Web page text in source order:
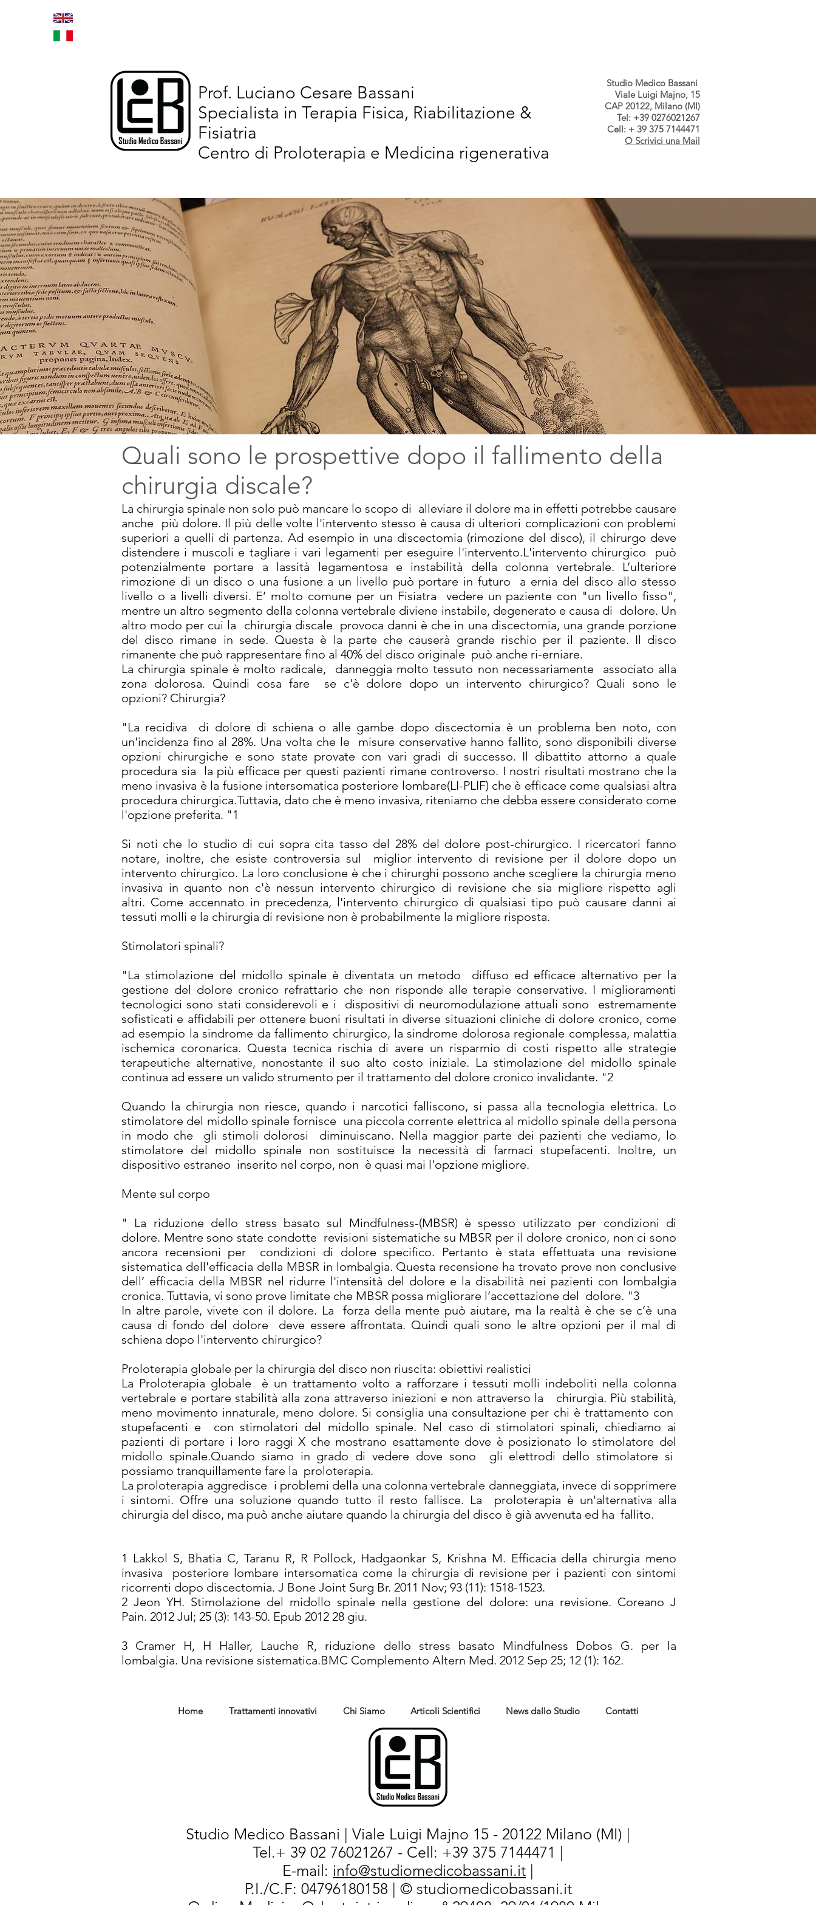
Prof. Luciano Cesare Bassani
Specialista in Terapia Fisica, Riabilitazione &
Fisiatria
Centro di Proloterapia e Medicina rigenerativa
Studio Medico Bassani
Viale Luigi Majno, 15
CAP 20122, Milano (MI)
Tel: +39 0276021267
Cell: + 39 375 7144471
O Scrivici una Mail
La chirurgia spinale non solo può mancare lo scopo di alleviare il dolore ma in effetti potrebbe causare
anche più dolore. Il più delle volte l'intervento stesso è causa di ulteriori complicazioni con problemi
superiori a quelli di partenza. Ad esempio in una discectomia (rimozione del disco), il chirurgo deve
distendere i muscoli e tagliare i vari legamenti per eseguire l'intervento.L'intervento chirurgico può
potenzialmente portare a lassità legamentosa e instabilità della colonna vertebrale. L’ulteriore
rimozione di un disco o una fusione a un livello può portare in futuro a ernia del disco allo stesso
livello o a livelli diversi. E’ molto comune per un Fisiatra vedere un paziente con "un livello fisso",
mentre un altro segmento della colonna vertebrale diviene instabile, degenerato e causa di dolore. Un
altro modo per cui la chirurgia discale provoca danni è che in una discectomia, una grande porzione
del disco rimane in sede. Questa è la parte che causerà grande rischio per il paziente. Il disco
rimanente che può rappresentare fino al 40% del disco originale può anche ri-erniare.
La chirurgia spinale è molto radicale, danneggia molto tessuto non necessariamente associato alla
zona dolorosa. Quindi cosa fare se ​​c'è dolore dopo un intervento chirurgico? Quali sono le
opzioni? Chirurgia?
"La recidiva di dolore di schiena o alle gambe dopo discectomia è un problema ben noto, con
un'incidenza fino al 28%. Una volta che le misure conservative hanno fallito, sono disponibili diverse
opzioni chirurgiche e sono state provate con vari gradi di successo. Il dibattito attorno a quale
procedura sia la più efficace per questi pazienti rimane controverso. I nostri risultati mostrano che la
meno invasiva è la fusione intersomatica posteriore lombare(LI-PLIF) che è efficace come qualsiasi altra
procedura chirurgica.Tuttavia, dato che è meno invasiva, riteniamo che debba essere considerato come
l'opzione preferita. "1
Si noti che lo studio di cui sopra cita tasso del 28% del dolore post-chirurgico. I ricercatori fanno
notare, inoltre, che esiste controversia sul miglior intervento di revisione per il dolore dopo un
intervento chirurgico. La loro conclusione è che i chirurghi possono anche scegliere la chirurgia meno
invasiva in quanto non c'è nessun intervento chirurgico di revisione che sia migliore rispetto agli
altri. Come accennato in precedenza, l'intervento chirurgico di qualsiasi tipo può causare danni ai
tessuti molli e la chirurgia di revisione non è probabilmente la migliore risposta.
Stimolatori spinali?
"La stimolazione del midollo spinale è diventata un metodo diffuso ed efficace alternativo per la
gestione del dolore cronico refrattario che non risponde alle terapie conservative. I miglioramenti
tecnologici sono stati considerevoli e i dispositivi di neuromodulazione attuali sono estremamente
sofisticati e affidabili per ottenere buoni risultati in diverse situazioni cliniche di dolore cronico, come
ad esempio la sindrome da fallimento chirurgico, la sindrome dolorosa regionale complessa, malattia
ischemica coronarica. Questa tecnica rischia di avere un risparmio di costi rispetto alle strategie
terapeutiche alternative, nonostante il suo alto costo iniziale. La stimolazione del midollo spinale
continua ad essere un valido strumento per il trattamento del dolore cronico invalidante. "2
Quando la chirurgia non riesce, quando i narcotici falliscono, si passa alla tecnologia elettrica. Lo
stimolatore del midollo spinale fornisce una piccola corrente elettrica al midollo spinale della persona
in modo che gli stimoli dolorosi diminuiscano. Nella maggior parte dei pazienti che vediamo, lo
stimolatore del midollo spinale non sostituisce la necessità di farmaci stupefacenti. Inoltre, un
dispositivo estraneo inserito nel corpo, non è quasi mai l'opzione migliore.
Mente sul corpo
" La riduzione dello stress basato sul Mindfulness-(MBSR) è spesso utilizzato per condizioni di
dolore. Mentre sono state condotte revisioni sistematiche su MBSR per il dolore cronico, non ci sono
ancora recensioni per condizioni di dolore specifico. Pertanto è stata effettuata una revisione
sistematica dell'efficacia della MBSR in lombalgia. Questa recensione ha trovato prove non conclusive
dell’ efficacia della MBSR nel ridurre l'intensità del dolore e la disabilità nei pazienti con lombalgia
cronica. Tuttavia, vi sono prove limitate che MBSR possa migliorare l’accettazione del dolore. "3
In altre parole, vivete con il dolore. La forza della mente può aiutare, ma la realtà è che se c’è una
causa di fondo del dolore deve essere affrontata. Quindi quali sono le altre opzioni per il mal di
schiena dopo l'intervento chirurgico?
Proloterapia globale per la chirurgia del disco non riuscita: obiettivi realistici
La Proloterapia globale è un trattamento volto a rafforzare i tessuti molli indeboliti nella colonna
vertebrale e portare stabilità alla zona attraverso iniezioni e non attraverso la chirurgia. Più stabilità,
meno movimento innaturale, meno dolore. Si consiglia una consultazione per chi è trattamento con
stupefacenti e con stimolatori del midollo spinale. Nel caso di stimolatori spinali, chiediamo ai
pazienti di portare i loro raggi X che mostrano esattamente dove è posizionato lo stimolatore del
midollo spinale.Quando siamo in grado di vedere dove sono gli elettrodi dello stimolatore si
possiamo tranquillamente fare la proloterapia.
La proloterapia aggredisce i problemi della una colonna vertebrale danneggiata, invece di sopprimere
i sintomi. Offre una soluzione quando tutto il resto fallisce. La proloterapia è un'alternativa alla
chirurgia del disco, ma può anche aiutare quando la chirurgia del disco è già avvenuta ed ha fallito.
1 Lakkol S, Bhatia C, Taranu R, R Pollock, Hadgaonkar S, Krishna M. Efficacia della chirurgia meno
invasiva posteriore lombare intersomatica come la chirurgia di revisione per i pazienti con sintomi
ricorrenti dopo discectomia. J Bone Joint Surg Br. 2011 Nov; 93 (11): 1518-1523.
2 Jeon YH. Stimolazione del midollo spinale nella gestione del dolore: una revisione. Coreano J
Pain. 2012 Jul; 25 (3): 143-50. Epub 2012 28 giu.
3 Cramer H, H Haller, Lauche R, riduzione dello stress basato Mindfulness Dobos G. per la
lombalgia. Una revisione sistematica.BMC Complemento Altern Med. 2012 Sep 25; 12 (1): 162.
Quali sono le prospettive dopo il fallimento della
chirurgia discale?
Home Trattamenti innovativi Chi Siamo Articoli Scientifici News dallo Studio Contatti
Studio Medico Bassani | Viale Luigi Majno 15 - 20122 Milano (MI) |
Tel.+ 39 02 76021267 - Cell: +39 375 7144471 |
E-mail: info@studiomedicobassani.it |
P.I./C.F: 04796180158 | © studiomedicobassani.it